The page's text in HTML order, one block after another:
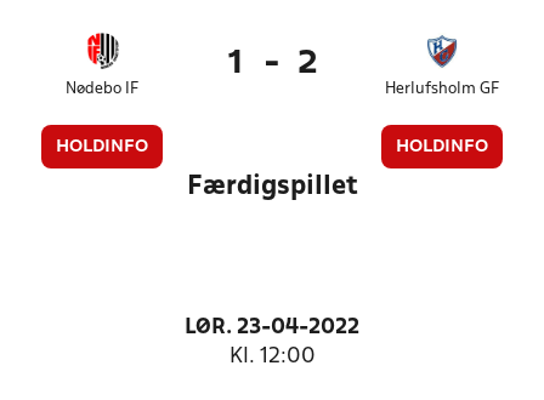
Nødebo IF
HOLDINFO
1 - 2
Herlufsholm GF
HOLDINFO
Færdigspillet
LØR. 23-04-2022
Kl. 12:00